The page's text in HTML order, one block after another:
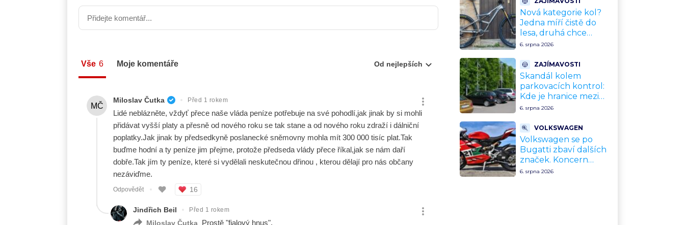
upgradu
Nová kategorie kol?
Jedna míří čistě do
lesa, druhá chce
nahradit dnešní
rozporuplné názory
6. srpna 2026
ZAJÍMAVOSTI
Skandál kolem
parkovacích kontrol:
Kde je hranice mezi
kávou a úplatkem?
výhoda, velký
problém
6. srpna 2026
VOLKSWAGEN
Volkswagen se po
Bugatti zbaví dalších
značek. Koncern
přiznal, že jeho dekády
6. srpna 2026